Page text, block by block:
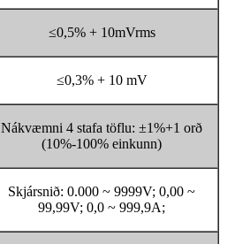
≤0,5% + 10mVrms
≤0,3% + 10 mV
Nákvæmni 4 stafa töflu: ±1%+1 orð
(10%-100% einkunn)
Skjársnið: 0.000 ~ 9999V; 0,00 ~
99,99V; 0,0 ~ 999,9A;